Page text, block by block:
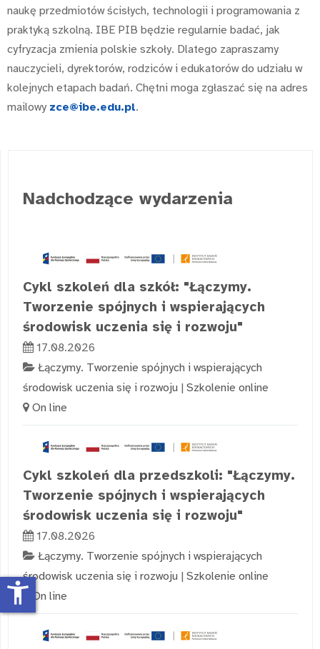
naukę przedmiotów ścisłych, technologii i programowania z
praktyką szkolną. IBE PIB będzie regularnie badać, jak
cyfryzacja zmienia polskie szkoły. Dlatego zapraszamy
nauczycieli, dyrektorów, rodziców i edukatorów do udziału w
kolejnych etapach badań. Chętni moga zgłaszać się na adres
mailowy zce@ibe.edu.pl.
Nadchodzące wydarzenia
Cykl szkoleń dla szkół: "Łączymy.
Tworzenie spójnych i wspierających
środowisk uczenia się i rozwoju"
17.08.2026
Łączymy. Tworzenie spójnych i wspierających
środowisk uczenia się i rozwoju | Szkolenie online
On line
Cykl szkoleń dla przedszkoli: "Łączymy.
Tworzenie spójnych i wspierających
środowisk uczenia się i rozwoju"
17.08.2026
Łączymy. Tworzenie spójnych i wspierających
środowisk uczenia się i rozwoju | Szkolenie online
On line
accessibility_new